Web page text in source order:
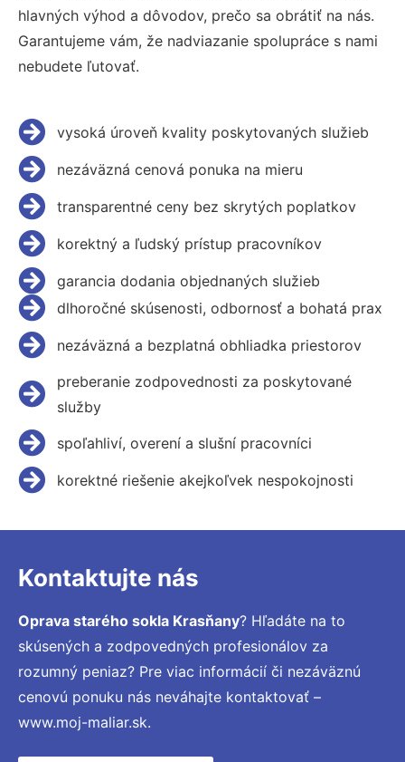
hlavných výhod a dôvodov, prečo sa obrátiť na nás.
Garantujeme vám, že nadviazanie spolupráce s nami
nebudete ľutovať.
vysoká úroveň kvality poskytovaných služieb
nezáväzná cenová ponuka na mieru
transparentné ceny bez skrytých poplatkov
korektný a ľudský prístup pracovníkov
garancia dodania objednaných služieb
dlhoročné skúsenosti, odbornosť a bohatá prax
nezáväzná a bezplatná obhliadka priestorov
preberanie zodpovednosti za poskytované
služby
spoľahliví, overení a slušní pracovníci
korektné riešenie akejkoľvek nespokojnosti
Kontaktujte nás
Oprava starého sokla Krasňany? Hľadáte na to
skúsených a zodpovedných profesionálov za
rozumný peniaz? Pre viac informácií či nezáväznú
cenovú ponuku nás neváhajte kontaktovať –
www.moj-maliar.sk.